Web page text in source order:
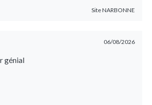
SiteNARBONNE
06/08/2026
génial